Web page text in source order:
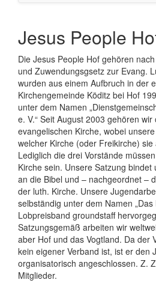
Jesus People
Die Jesus People Hof gehören
und Zuwendungsgsetz zur Evang.
wurden aus einem Aufbruch in der
Kirchengemeinde Köditz bei Hof
unter dem Namen
e. V.“ Seit August 2003 gehören wir
evangelischen Kirche, wobei
welcher Kirche (oder Freikirche)
Lediglich die drei Vorstände
Kirche sein. Unsere Satzung
an die Bibel und – nachgeordnet –
der luth. Kirche. Unsere
selbständig unter dem Namen
Lobpreisband groundstaff
Satzungsgemäß arbeiten wir
aber Hof und das Vogtland. Da der
kein eigener Verband ist, ist er den
organisatorisch angeschlossen. Z.
Mitglieder.